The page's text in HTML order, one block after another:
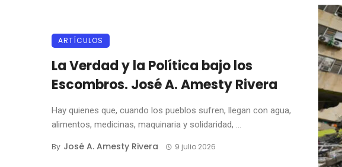
ARTÍCULOS
La Verdad y la Política bajo los
Escombros. José A. Amesty Rivera
Hay quienes que, cuando los pueblos sufren, llegan con agua,
alimentos, medicinas, maquinaria y solidaridad, ...
By José A. Amesty Rivera 9 julio 2026